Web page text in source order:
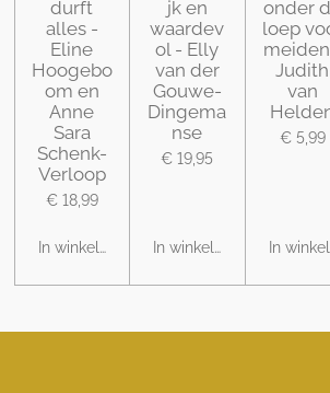
durft
alles -
Eline
Hoogebo
om en
Anne
Sara
Schenk-
Verloop
€ 18,99
In winkelwagen
jk en
waardev
ol - Elly
van der
Gouwe-
Dingema
nse
€ 19,95
In winkelwagen
onder
loep
Judith
van
€ 5,99
In